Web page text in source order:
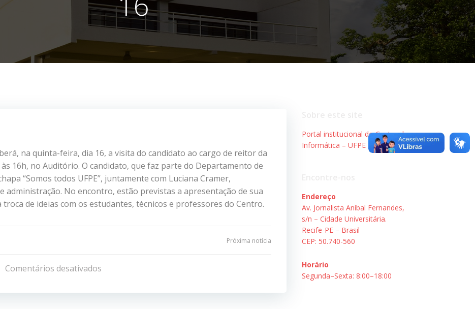
na quinta-feira, dia 16, a visita do candidato ao cargo de reitor da
16h, no Auditório. O candidato, que faz parte do Departamento de
“Somos todos UFPE”, juntamente com Luciana Cramer,
administração. No encontro, estão previstas a apresentação de sua
de ideias com os estudantes, técnicos e professores do Centro.
de
Post
Próxima notícia
Comentários desativados
Portal institucional do Centro de
Informática – UFPE
Endereço
Av. Jornalista Aníbal Fernandes,
s/n – Cidade Universitária.
Recife-PE – Brasil
CEP: 50.740-560
Horário
Segunda–Sexta: 8:00–18:00